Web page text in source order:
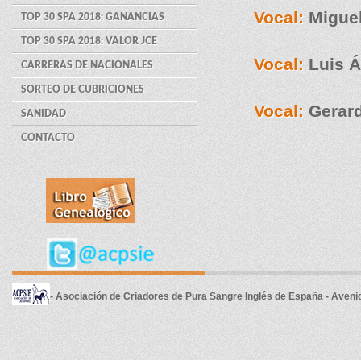
TOP 30 SPA 2018: GANANCIAS
TOP 30 SPA 2018: VALOR JCE
CARRERAS DE NACIONALES
SORTEO DE CUBRICIONES
SANIDAD
CONTACTO
Vocal:
Vocal: Luis
Vocal:
- Asociación de Criadores de Pura Sangre Inglés de España -